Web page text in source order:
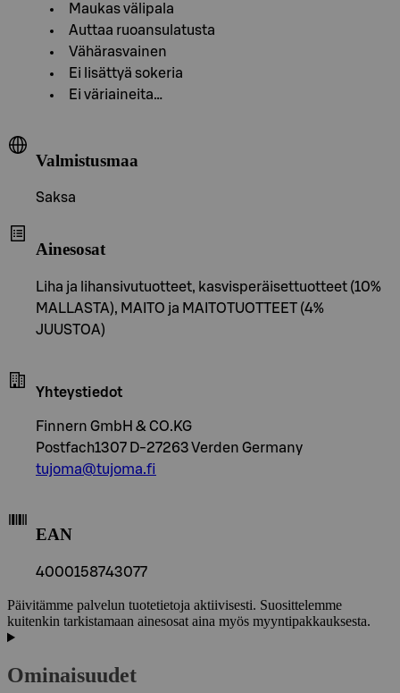
Maukas välipala
Auttaa ruoansulatusta
Vähärasvainen
Ei lisättyä sokeria
Ei väriaineita…
Valmistusmaa
Saksa
Ainesosat
Liha ja lihansivutuotteet, kasvisperäisettuotteet (10%
MALLASTA), MAITO ja MAITOTUOTTEET (4%
JUUSTOA)
Yhteystiedot
Finnern GmbH & CO.KG
Postfach1307 D-27263 Verden Germany
tujoma@tujoma.fi
EAN
4000158743077
Päivitämme palvelun tuotetietoja aktiivisesti. Suosittelemme
kuitenkin tarkistamaan ainesosat aina myös myyntipakkauksesta.
Ominaisuudet